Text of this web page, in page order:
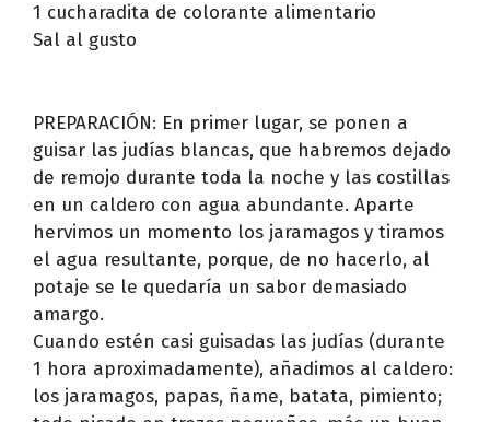
1 cucharadita de colorante alimentario
Sal al gusto
PREPARACIÓN: En primer lugar, se ponen a
guisar las judías blancas, que habremos dejado
de remojo durante toda la noche y las costillas
en un caldero con agua abundante. Aparte
hervimos un momento los jaramagos y tiramos
el agua resultante, porque, de no hacerlo, al
potaje se le quedaría un sabor demasiado
amargo.
Cuando estén casi guisadas las judías (durante
1 hora aproximadamente), añadimos al caldero:
los jaramagos, papas, ñame, batata, pimiento;